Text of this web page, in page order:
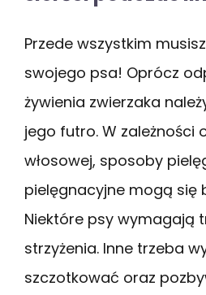
Przede wszystkim
swojego psa! Oprócz
żywienia zwierzaka
jego futro. W zależności
włosowej, sposoby
pielęgnacyjne mogą się
Niektóre psy wymagają
strzyżenia. Inne trzeba
szczotkować oraz